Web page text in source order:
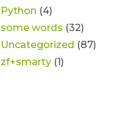
Python (4)
some words (32)
Uncategorized (87)
zf+smarty (1)